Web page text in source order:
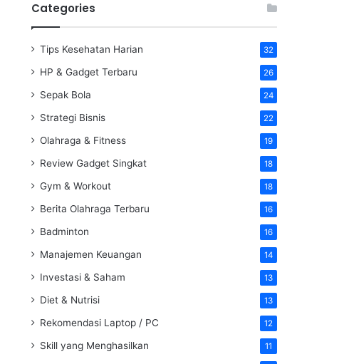
Categories
Tips Kesehatan Harian 32
HP & Gadget Terbaru 26
Sepak Bola 24
Strategi Bisnis 22
Olahraga & Fitness 19
Review Gadget Singkat 18
Gym & Workout 18
Berita Olahraga Terbaru 16
Badminton 16
Manajemen Keuangan 14
Investasi & Saham 13
Diet & Nutrisi 13
Rekomendasi Laptop / PC 12
Skill yang Menghasilkan 11